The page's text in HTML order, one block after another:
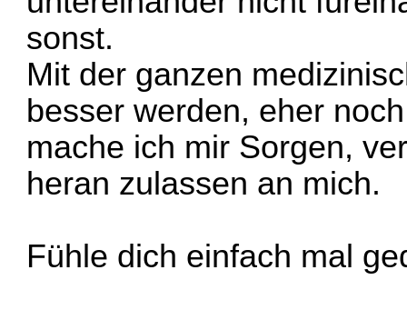
sonst.
Mit der ganzen
besser werden, eher
mache ich mir Sorgen,
heran zulassen an mich.
Fühle dich einfach mal